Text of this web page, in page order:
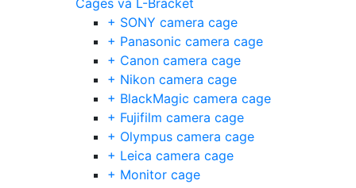
Cages và L-Bracket
+ SONY camera cage
+ Panasonic camera cage
+ Canon camera cage
+ Nikon camera cage
+ BlackMagic camera cage
+ Fujifilm camera cage
+ Olympus camera cage
+ Leica camera cage
+ Monitor cage